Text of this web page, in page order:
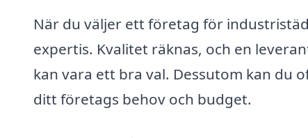
När du väljer ett företag för
expertis. Kvalitet räknas, och en
kan vara ett bra val. Dessutom kan du
ditt företags behov och budget.